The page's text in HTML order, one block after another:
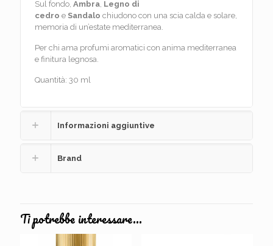
Sul fondo,Ambra, Legno di
cedro e Sandalo chiudono con una scia calda e solare,
memoria di un’estate mediterranea.
Per chi ama profumi aromatici con anima mediterranea
e finitura legnosa.
Quantità: 30 ml
Informazioni aggiuntive
Brand
Ti potrebbe interessare…